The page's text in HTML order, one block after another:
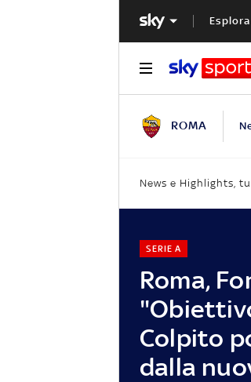
ROMA
News e Highlights,
Roma,
Colpito
dalla
SERIE A